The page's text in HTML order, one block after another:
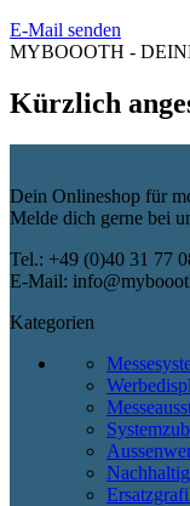
E-Mail senden
MYBOOOTH -
Kürzlich
Dein Onlineshop für
Melde dich gerne bei
Tel.: +49 (0)40 31 77
E-Mail:
Kategorien